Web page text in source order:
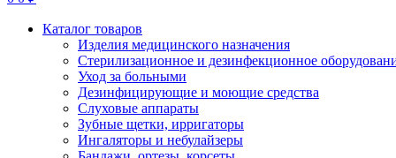
Каталог товаров
Изделия медицинского назначения
Стерилизационное и дезинфекционное
Уход за больными
Дезинфицирующие и моющие средства
Слуховые аппараты
Зубные щетки, ирригаторы
Ингаляторы и небулайзеры